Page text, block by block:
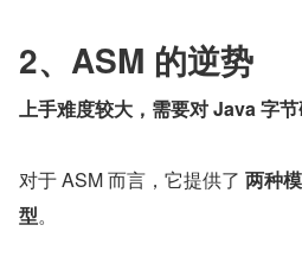
2、ASM 的逆势
上手难度较大，需要对 Java 字
对于 ASM 而言，它提供了 两种
型。